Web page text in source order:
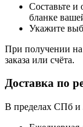
Составьте
бланке
Укажите
При получении на
заказа или счёта.
Доставка по
В пределах СПб и